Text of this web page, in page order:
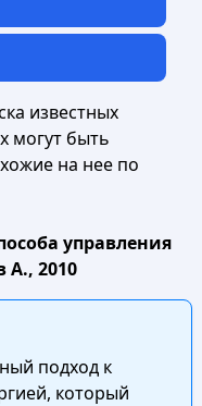
известных
могут быть
на нее по
управления
А., 2010
подход к
который